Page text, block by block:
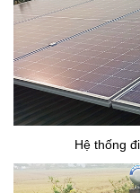
Hệ thống